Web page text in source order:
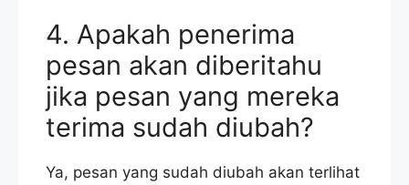
4. Apakah penerima
pesan akan diberitahu
jika pesan yang mereka
terima sudah diubah?
Ya, pesan yang sudah diubah akan terlihat